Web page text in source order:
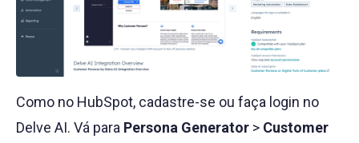
Como no HubSpot, cadastre-se ou faça login no
Delve AI. Vá para Persona Generator > Customer